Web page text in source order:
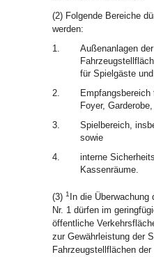
(2) Folgende Bereiche
werden:
1.
Außenanlagen
für Spielgäste
2.
Foyer,
3.
Spielbereich,
sowie
4.
interne
Kassenräume.
(3) 1 In die
Nr. 1 dürfen im
öffentliche
zur Gewährleistung der
Fahrzeugstellflächen